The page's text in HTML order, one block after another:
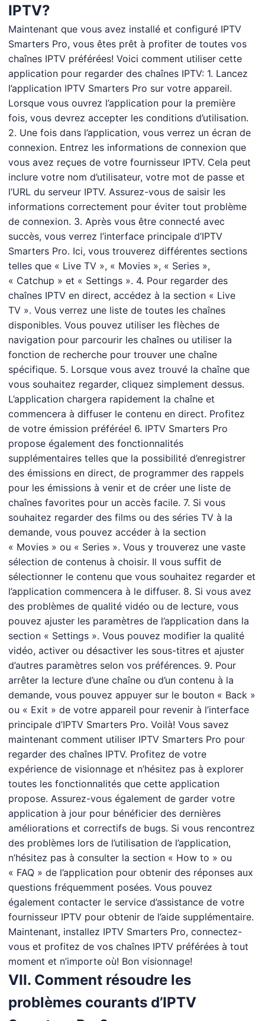
IPTV?
Maintenant que vous avez installé et configuré IPTV
Smarters Pro, vous êtes prêt à profiter de toutes vos
chaînes IPTV préférées! Voici comment utiliser cette
application pour regarder des chaînes IPTV: 1. Lancez
l’application IPTV Smarters Pro sur votre appareil.
Lorsque vous ouvrez l’application pour la première
fois, vous devrez accepter les conditions d’utilisation.
2. Une fois dans l’application, vous verrez un écran de
connexion. Entrez les informations de connexion que
vous avez reçues de votre fournisseur IPTV. Cela peut
inclure votre nom d’utilisateur, votre mot de passe et
l’URL du serveur IPTV. Assurez-vous de saisir les
informations correctement pour éviter tout problème
de connexion. 3. Après vous être connecté avec
succès, vous verrez l’interface principale d’IPTV
Smarters Pro. Ici, vous trouverez différentes sections
telles que « Live TV », « Movies », « Series »,
« Catchup » et « Settings ». 4. Pour regarder des
chaînes IPTV en direct, accédez à la section « Live
TV ». Vous verrez une liste de toutes les chaînes
disponibles. Vous pouvez utiliser les flèches de
navigation pour parcourir les chaînes ou utiliser la
fonction de recherche pour trouver une chaîne
spécifique. 5. Lorsque vous avez trouvé la chaîne que
vous souhaitez regarder, cliquez simplement dessus.
L’application chargera rapidement la chaîne et
commencera à diffuser le contenu en direct. Profitez
de votre émission préférée! 6. IPTV Smarters Pro
propose également des fonctionnalités
supplémentaires telles que la possibilité d’enregistrer
des émissions en direct, de programmer des rappels
pour les émissions à venir et de créer une liste de
chaînes favorites pour un accès facile. 7. Si vous
souhaitez regarder des films ou des séries TV à la
demande, vous pouvez accéder à la section
« Movies » ou « Series ». Vous y trouverez une vaste
sélection de contenus à choisir. Il vous suffit de
sélectionner le contenu que vous souhaitez regarder et
l’application commencera à le diffuser. 8. Si vous avez
des problèmes de qualité vidéo ou de lecture, vous
pouvez ajuster les paramètres de l’application dans la
section « Settings ». Vous pouvez modifier la qualité
vidéo, activer ou désactiver les sous-titres et ajuster
d’autres paramètres selon vos préférences. 9. Pour
arrêter la lecture d’une chaîne ou d’un contenu à la
demande, vous pouvez appuyer sur le bouton « Back »
ou « Exit » de votre appareil pour revenir à l’interface
principale d’IPTV Smarters Pro. Voilà! Vous savez
maintenant comment utiliser IPTV Smarters Pro pour
regarder des chaînes IPTV. Profitez de votre
expérience de visionnage et n’hésitez pas à explorer
toutes les fonctionnalités que cette application
propose. Assurez-vous également de garder votre
application à jour pour bénéficier des dernières
améliorations et correctifs de bugs. Si vous rencontrez
des problèmes lors de l’utilisation de l’application,
n’hésitez pas à consulter la section « How to » ou
« FAQ » de l’application pour obtenir des réponses aux
questions fréquemment posées. Vous pouvez
également contacter le service d’assistance de votre
fournisseur IPTV pour obtenir de l’aide supplémentaire.
Maintenant, installez IPTV Smarters Pro, connectez-
vous et profitez de vos chaînes IPTV préférées à tout
moment et n’importe où! Bon visionnage!
VII. Comment résoudre les
problèmes courants d’IPTV